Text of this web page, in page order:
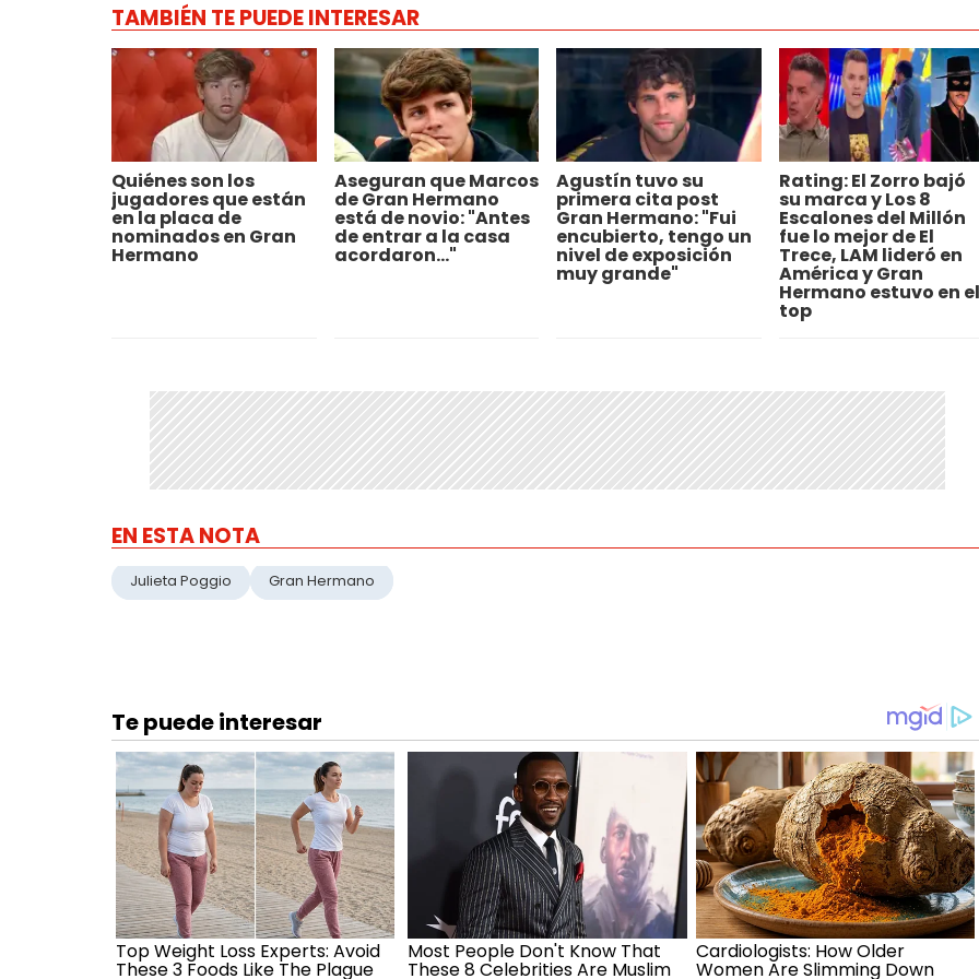
TAMBIÉN TE PUEDE INTERESAR
Quiénes son los
jugadores que están
en la placa de
nominados en Gran
Hermano
Aseguran que Marcos
de Gran Hermano
está de novio: "Antes
de entrar a la casa
acordaron..."
Agustín tuvo su
primera cita post
Gran Hermano: "Fui
encubierto, tengo un
nivel de exposición
muy grande"
Rating: El Zorro bajó
su marca y Los 8
Escalones del Millón
fue lo mejor de El
Trece, LAM lideró en
América y Gran
Hermano estuvo en el
top
EN ESTA NOTA
Julieta Poggio Gran Hermano